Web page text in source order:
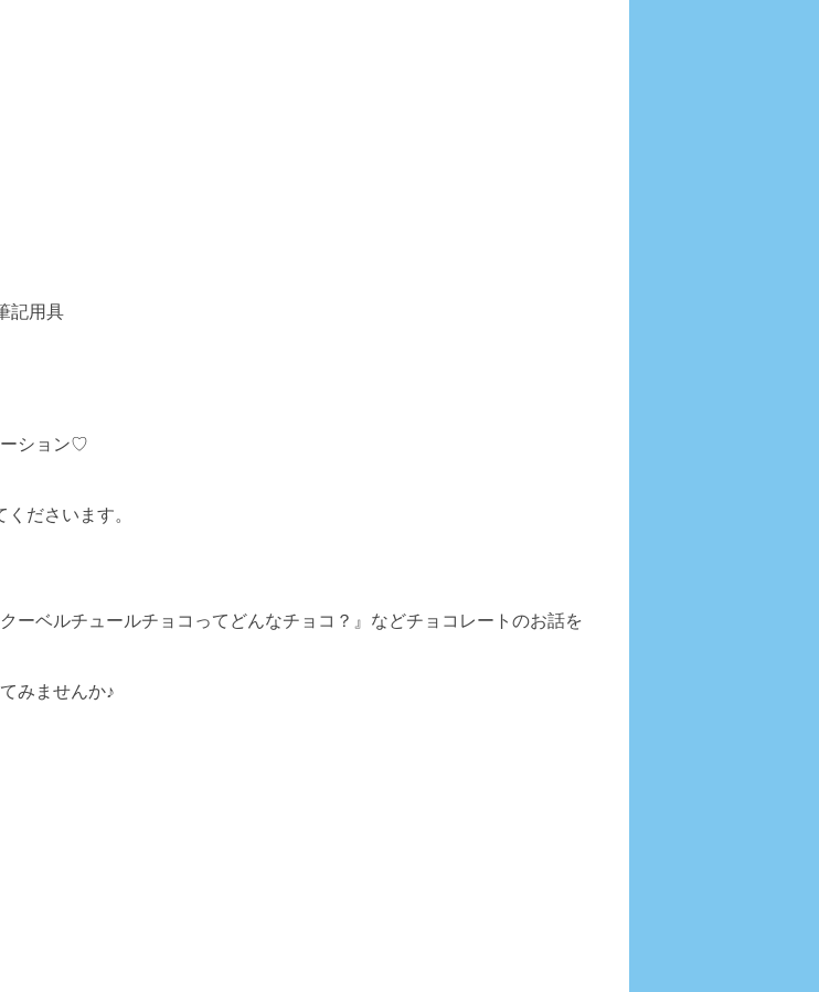
記用具
ーション♡
ださいます。
ーベルチュールチョコってどんなチョコ？』などチョコレートのお話を
みませんか♪